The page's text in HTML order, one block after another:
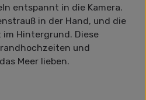
entspannt in die Kamera.
in der Hand, und die
Hintergrund. Diese
und
Meer lieben.